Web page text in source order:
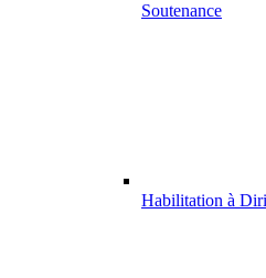
Soutenance
Habilitation à